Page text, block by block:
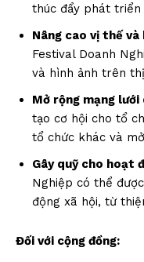
thúc đẩy phát
Nâng cao vị thế và
Festival Doanh
và hình ảnh trên
Mở rộng mạng lưới
tạo cơ hội cho tổ
tổ chức khác và
Gây quỹ cho hoạt
Nghiệp có thể
động xã hội, từ
Đối với cộng đồng: